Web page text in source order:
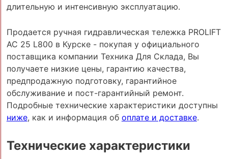
длительную и интенсивную эксплуатацию.
Продается ручная гидравлическая тележка PROLIFT
AC 25 L800 в Курске - покупая у официального
поставщика компании Техника Для Склада, Вы
получаете низкие цены, гарантию качества,
предпродажную подготовку, гарантийное
обслуживание и пост-гарантийный ремонт.
Подробные технические характеристики доступны
ниже, как и информация об оплате и доставке.
Технические характеристики